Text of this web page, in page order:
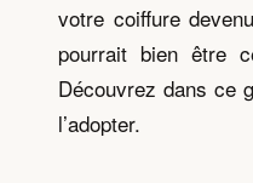
votre coiffure
pourrait bien être
Découvrez dans ce
l’adopter.